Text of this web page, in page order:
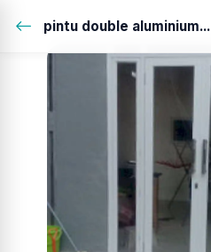
pintu double aluminium...